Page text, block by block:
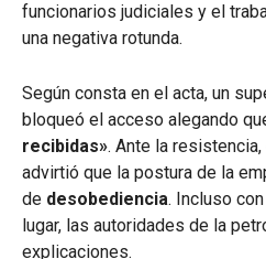
funcionarios judiciales y el
una negativa rotunda.
Según consta en el acta, un
bloqueó el acceso alegando
recibidas». Ante la
advirtió que la postura de la
de desobediencia. Incluso
lugar, las autoridades de la
explicaciones.